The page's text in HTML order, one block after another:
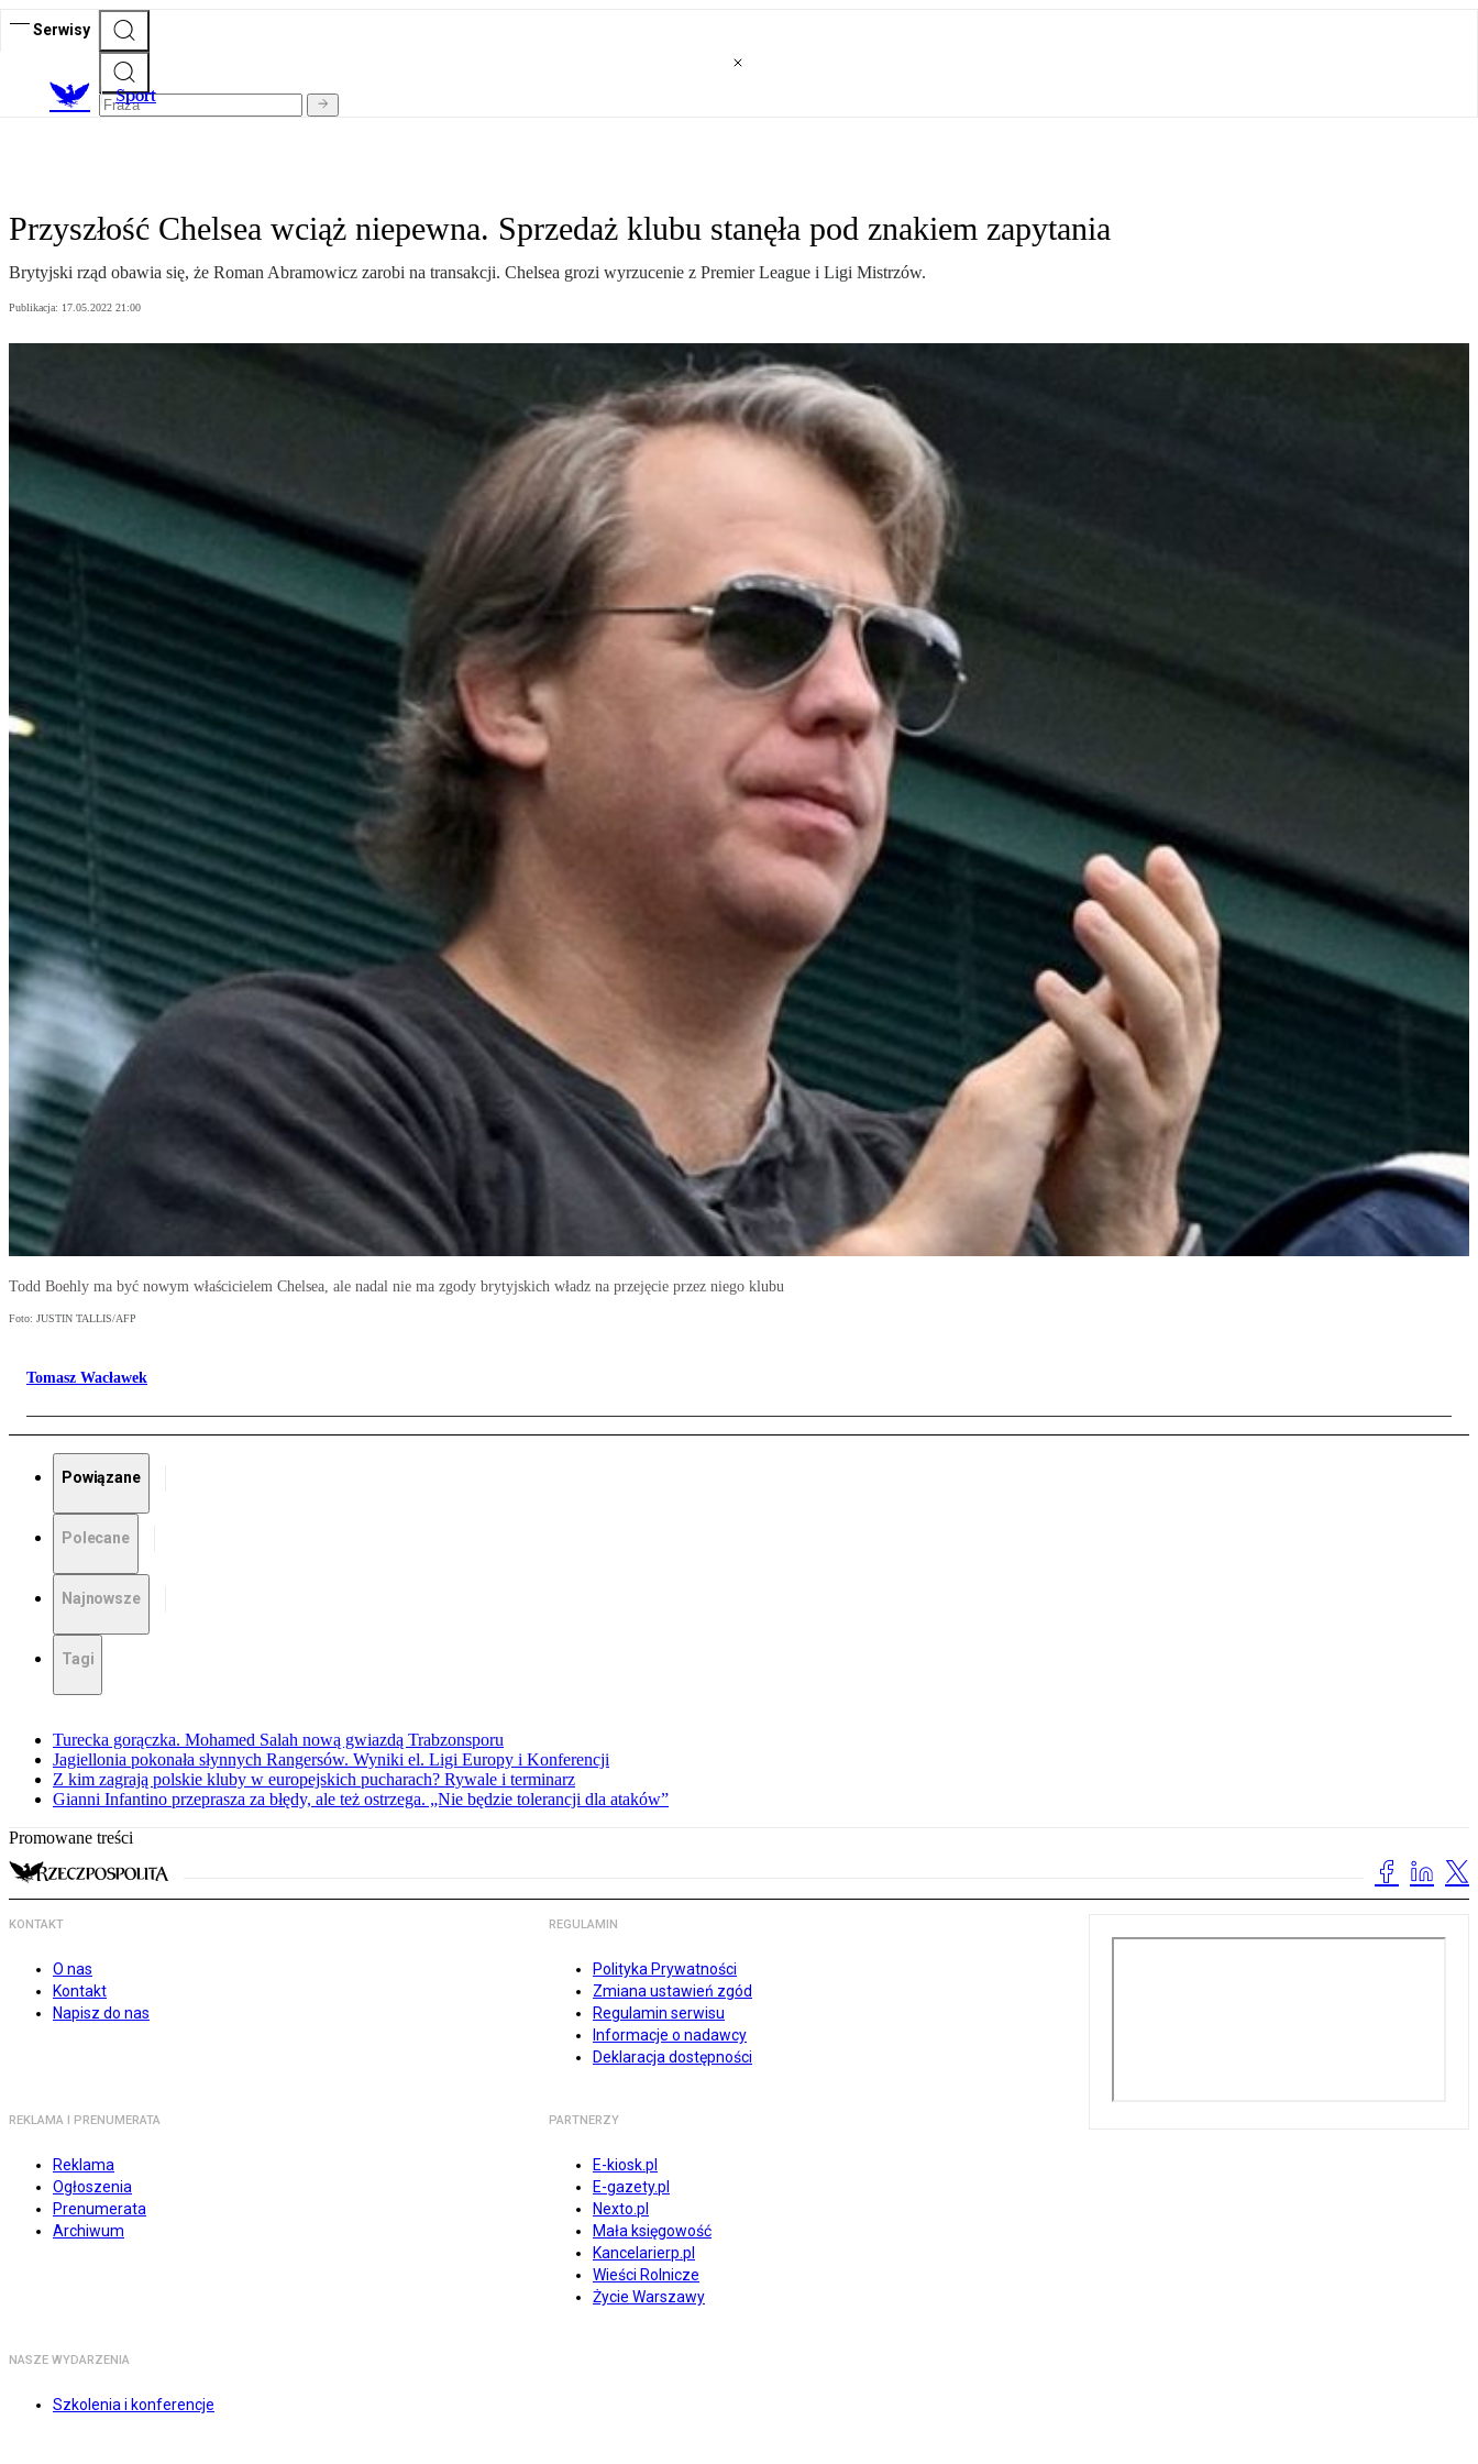
Serwisy
Sport
Przyszłość Chelsea wciąż niepewna. Sprzedaż klubu stanęła pod znakiem zapytania
Brytyjski rząd obawia się, że Roman Abramowicz zarobi na transakcji. Chelsea grozi wyrzucenie z Premier League i Ligi Mistrzów.
Publikacja: 17.05.2022 21:00
Todd Boehly ma być nowym właścicielem Chelsea, ale nadal nie ma zgody brytyjskich władz na przejęcie przez niego klubu
Foto: JUSTIN TALLIS/AFP
Tomasz Wacławek
Powiązane
Polecane
Najnowsze
Tagi
Turecka gorączka. Mohamed Salah nową gwiazdą Trabzonsporu
Jagiellonia pokonała słynnych Rangersów. Wyniki el. Ligi Europy i Konferencji
Z kim zagrają polskie kluby w europejskich pucharach? Rywale i terminarz
Gianni Infantino przeprasza za błędy, ale też ostrzega. „Nie będzie tolerancji dla ataków”
Promowane treści
KONTAKT
O nas
Kontakt
Napisz do nas
REGULAMIN
Polityka Prywatności
Zmiana ustawień zgód
Regulamin serwisu
Informacje o nadawcy
Deklaracja dostępności
REKLAMA I PRENUMERATA
Reklama
Ogłoszenia
Prenumerata
Archiwum
PARTNERZY
E-kiosk.pl
E-gazety.pl
Nexto.pl
Mała księgowość
Kancelarierp.pl
Wieści Rolnicze
Życie Warszawy
NASZE WYDARZENIA
Szkolenia i konferencje